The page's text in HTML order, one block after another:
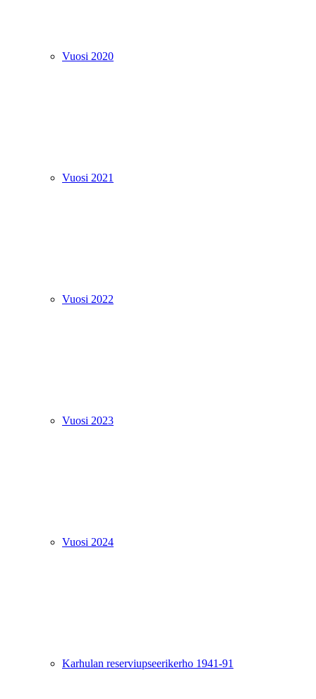
Vuosi 2020
Vuosi 2021
Vuosi 2022
Vuosi 2023
Vuosi 2024
Karhulan reserviupseerikerho 1941-91